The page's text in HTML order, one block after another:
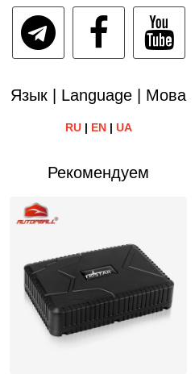
Язык | Language | Мова
RU| EN| UA
Рекомендуем